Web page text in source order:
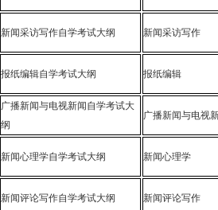
新闻采访写作自学考试大纲 新闻采访写作
报纸编辑自学考试大纲 报纸编辑
广播新闻与电视新闻自学考试大
纲
广播新闻与电视
新闻心理学自学考试大纲 新闻心理学
新闻评论写作自学考试大纲 新闻评论写作